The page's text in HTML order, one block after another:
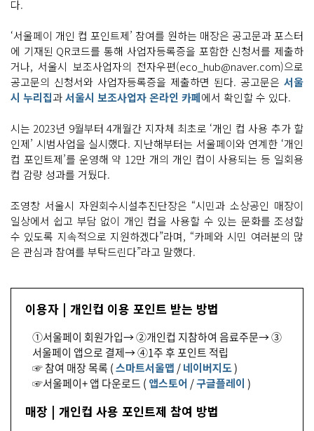
다.
‘서울페이 개인 컵 포인트제’ 참여를 원하는 매장은 공고문과 포스터
에 기재된 QR코드를 통해 사업자등록증을 포함한 신청서를 제출하
거나, 서울시 보조사업자의 전자우편(eco_hub@naver.com)으로
공고문의 신청서와 사업자등록증을 제출하면 된다. 공고문은 서울
시 누리집과서울시 보조사업자 온라인 카페에서 확인할 수 있다.
시는 2023년 9월부터 4개월간 지자체 최초로 ‘개인 컵 사용 추가 할
인제’ 시범사업을 실시했다. 지난해부터는 서울페이와 연계한 ‘개인
컵 포인트제’를 운영해 약 12만 개의 개인 컵이 사용되는 등 일회용
컵 감량 성과를 거뒀다.
조영창 서울시 자원회수시설추진단장은 “시민과 소상공인 매장이
일상에서 쉽고 부담 없이 개인 컵을 사용할 수 있는 문화를 조성할
수 있도록 지속적으로 지원하겠다”라며, “카페와 시민 여러분의 많
은 관심과 참여를 부탁드린다”라고 말했다.
이용자 | 개인컵 이용 포인트 받는 방법
①서울페이 회원가입→ ②개인컵 지참하여 음료주문→ ③
서울페이 앱으로 결제→ ④1주 후 포인트 적립
☞ 참여 매장 목록 (스마트서울맵 /네이버지도)
☞서울페이+ 앱 다운로드 (앱스토어 /구글플레이 )
매장 | 개인컵 사용 포인트제 참여 방법